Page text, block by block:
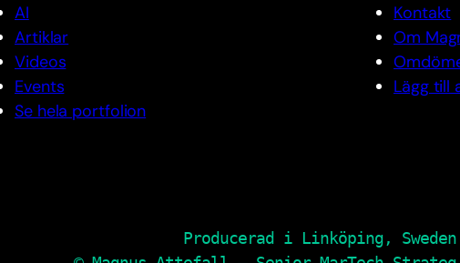
AI
Artiklar
Videos
Events
Se hela portfolion
Kontakt
Om
Lägg till
Producerad i Linköping, Sweden